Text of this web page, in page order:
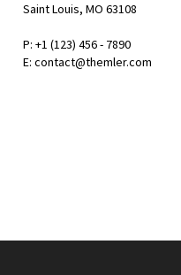
Saint Louis, MO 63108
P: +1 (123) 456 - 7890
E: contact@themler.com